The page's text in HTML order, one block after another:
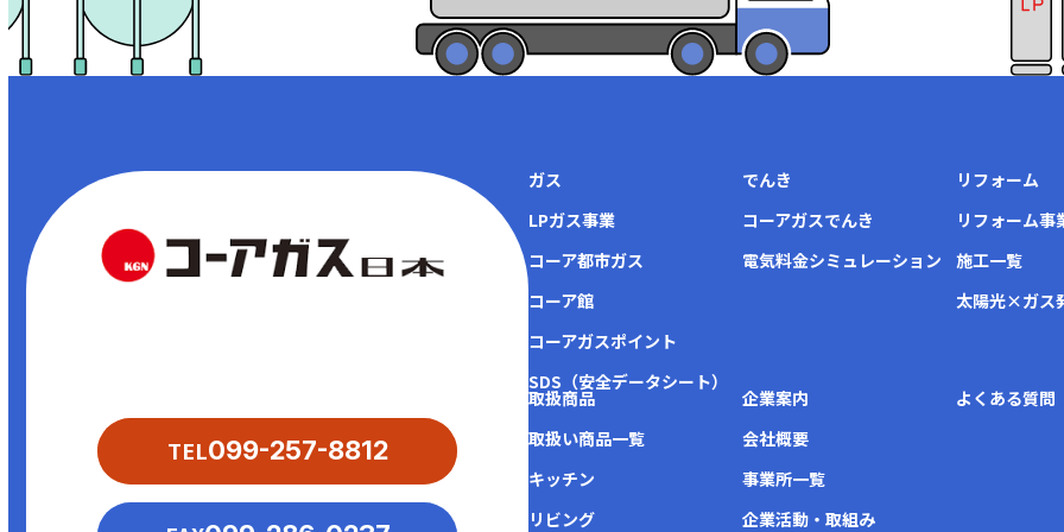
ガス
LPガス事業
コーア都市ガス
コーア館
コーアガスポイント
SDS（安全データシート）
でんき
コーアガスでんき
電気料金シミュレーション
リフォーム
リフォーム事
施工一覧
太陽光×ガス
取扱商品
取扱い商品一覧
キッチン
リビング
企業案内
会社概要
事業所一覧
企業活動・取組み
よくある質問
TEL099-257-8812